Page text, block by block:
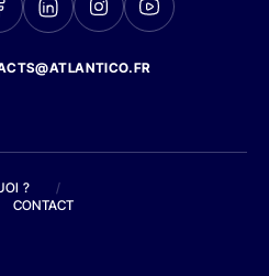
?
/
CONTACT